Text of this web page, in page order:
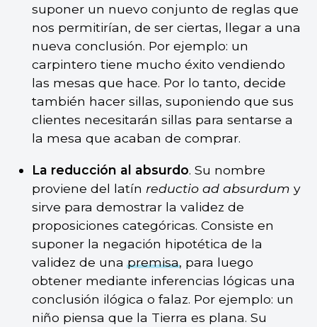
suponer un nuevo conjunto de reglas que
nos permitirían, de ser ciertas, llegar a una
nueva conclusión. Por ejemplo: un
carpintero tiene mucho éxito vendiendo
las mesas que hace. Por lo tanto, decide
también hacer sillas, suponiendo que sus
clientes necesitarán sillas para sentarse a
la mesa que acaban de comprar.
La reducción al absurdo. Su nombre
proviene del latín reductio ad absurdum y
sirve para demostrar la validez de
proposiciones categóricas. Consiste en
suponer la negación hipotética de la
validez de unapremisa, para luego
obtener mediante inferencias lógicas una
conclusión ilógica o falaz. Por ejemplo: un
niño piensa que la Tierra es plana. Su